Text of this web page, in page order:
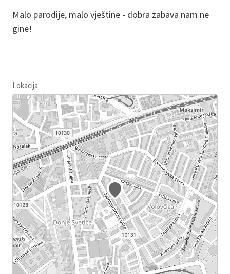
Malo parodije, malo vještine - dobra zabava nam ne
gine!
Lokacija